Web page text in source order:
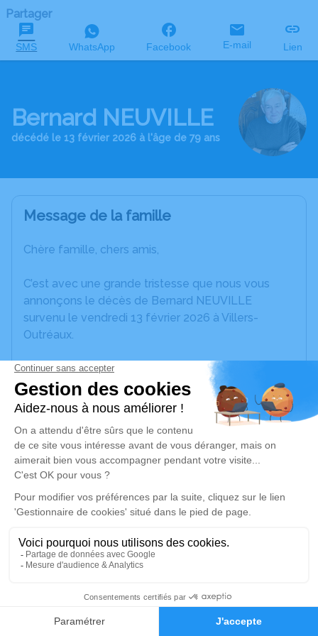
Faire-part Hommages
Partager
SMS WhatsApp Facebook E-mail Lien
Bernard NEUVILLE
décédé le 13 février 2026 à l'âge de 79 ans
Message de la famille
Chère famille, chers amis,
C’est avec une grande tristesse que nous vous
annonçons le décès de Bernard NEUVILLE
survenu le vendredi 13 février 2026 à Villers-
Outréaux.
Nous vous invitons à utiliser cet espace pour
laisser vos condoléances, partager des photos
souvenirs, une anecdote ou exprimer vos pensées
à travers des poèmes ou des textes. Cet endroit
est un lieu d'expression dédié à honorer la
mémoire de Bernard NEUVILLE.
disponible ici.
Je rends hommage
Déroulé des obsèques
Les informations sur la cérémonie seront
bientôt disponibles.